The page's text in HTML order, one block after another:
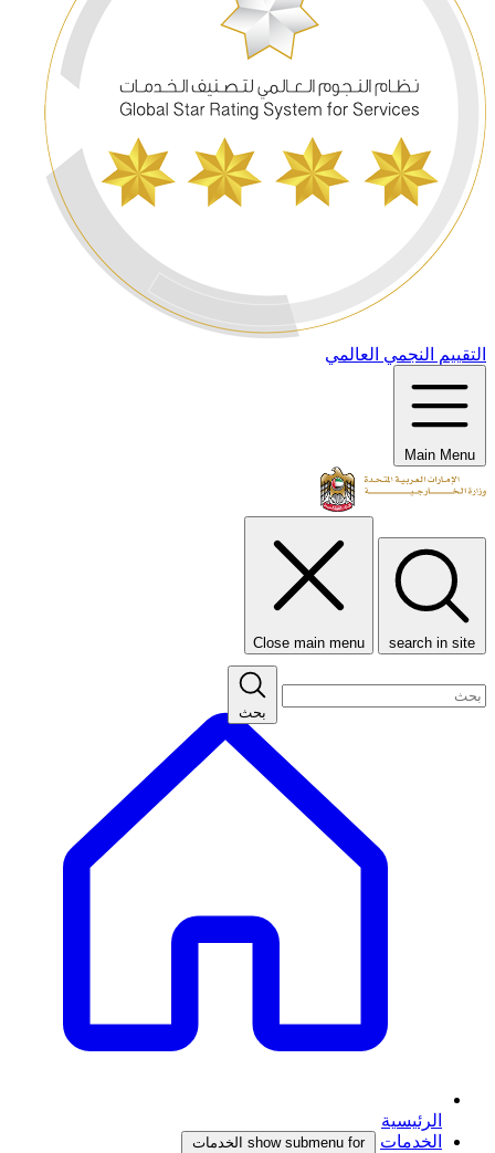
التقييم النجمي العالمي
Main Menu
search in site
Close main menu
بحث
الرئيسية
الخدمات
show submenu for الخدمات